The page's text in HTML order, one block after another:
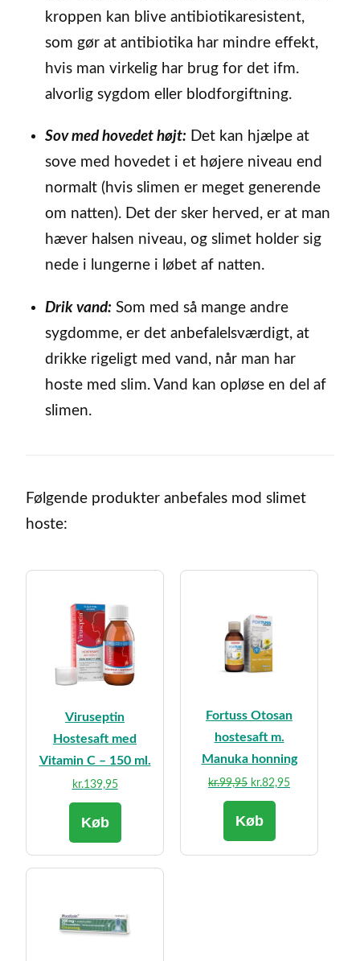
kroppen kan blive antibiotikaresistent,
som gør at antibiotika har mindre effekt,
hvis man virkelig har brug for det ifm.
alvorlig sygdom eller blodforgiftning.
Sov med hovedet højt: Det kan hjælpe at
sove med hovedet i et højere niveau end
normalt (hvis slimen er meget generende
om natten). Det der sker herved, er at man
hæver halsen niveau, og slimet holder sig
nede i lungerne i løbet af natten.
Drik vand: Som med så mange andre
sygdomme, er det anbefalelsværdigt, at
drikke rigeligt med vand, når man har
hoste med slim. Vand kan opløse en del af
slimen.
Følgende produkter anbefales mod slimet
hoste:
Viruseptin
Hostesaft med
Vitamin C – 150 ml.
kr.139,95
Køb
Fortuss Otosan
hostesaft m.
Manuka honning
kr.99,95 Den
oprindelige
pris
kr.99,95.
kr.82,95Den
kr.82,95.
Køb